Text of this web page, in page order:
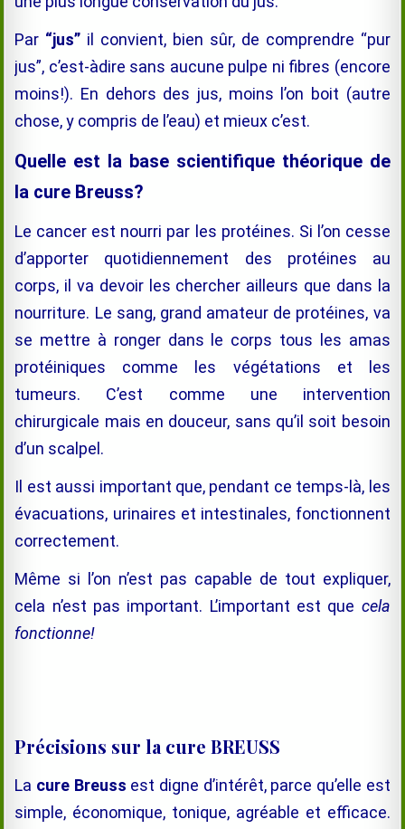
Par “jus” il convient, bien sûr, de comprendre “pur
jus”, c’est-àdire sans aucune pulpe ni fibres (encore
moins!). En dehors des jus, moins l’on boit (autre
chose, y compris de l’eau) et mieux c’est.
Quelle est la base scientifique théorique de
la cure Breuss?
Le cancer est nourri par les protéines. Si l’on cesse
d’apporter quotidiennement des protéines au
corps, il va devoir les chercher ailleurs que dans la
nourriture. Le sang, grand amateur de protéines, va
se mettre à ronger dans le corps tous les amas
protéiniques comme les végétations et les
tumeurs. C’est comme une intervention
chirurgicale mais en douceur, sans qu’il soit besoin
d’un scalpel.
Il est aussi important que, pendant ce temps-là, les
évacuations, urinaires et intestinales, fonctionnent
correctement.
Même si l’on n’est pas capable de tout expliquer,
cela n’est pas important. L’important est que cela
fonctionne!
Précisions sur la cure BREUSS
La cure Breuss est digne d’intérêt, parce qu’elle est
simple, économique, tonique, agréable et efficace.